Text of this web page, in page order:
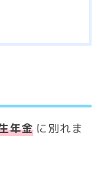
年金に別れま